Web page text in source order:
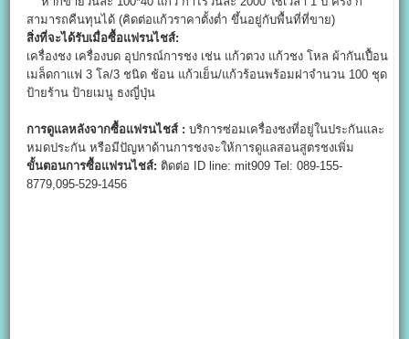
สามารถคืนทุนได้ (คิดต่อแก้วราคาตั้งต่ำ ขึ้นอยู่กับพื้นที่ที่ขาย)
สิ่งที่จะได้รับเมื่อซื้อแฟรนไชส์:
เครื่องชง เครื่องบด อุปกรณ์การชง เช่น แก้วตวง แก้วชง โหล ผ้ากันเปื้อน
เมล็ดกาแฟ 3 โล/3 ชนิด ช้อน แก้วเย็น/แก้วร้อนพร้อมฝาจำนวน 100 ชุด
ป้ายร้าน ป้ายเมนู ธงญี่ปุ่น
การดูแลหลังจากซื้อแฟรนไชส์ : บริการซ่อมเครื่องชงที่อยู่ในประกันและ
หมดประกัน หรือมีปัญหาด้านการชงจะให้การดูแลสอนสูตรชงเพิ่ม
ขั้นตอนการซื้อแฟรนไชส์: ติดต่อ ID line: mit909 Tel: 089-155-
8779,095-529-1456